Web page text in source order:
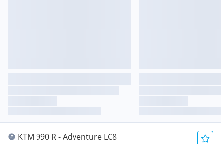
KTM 990 R - Adventure LC8